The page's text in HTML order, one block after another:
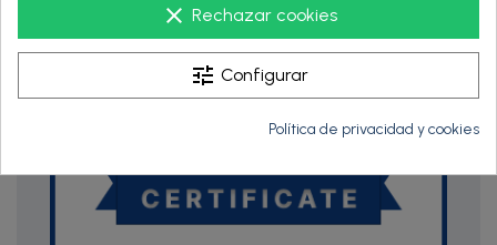
clear Rechazar cookies
tune Configurar
Política de privacidad y cookies